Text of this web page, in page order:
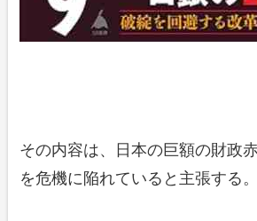
その内容は、日本の巨額の財政
を危機に陥れていると主張する。